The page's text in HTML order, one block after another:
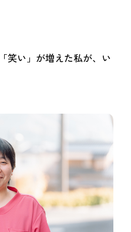
笑い」が増えた私が、い